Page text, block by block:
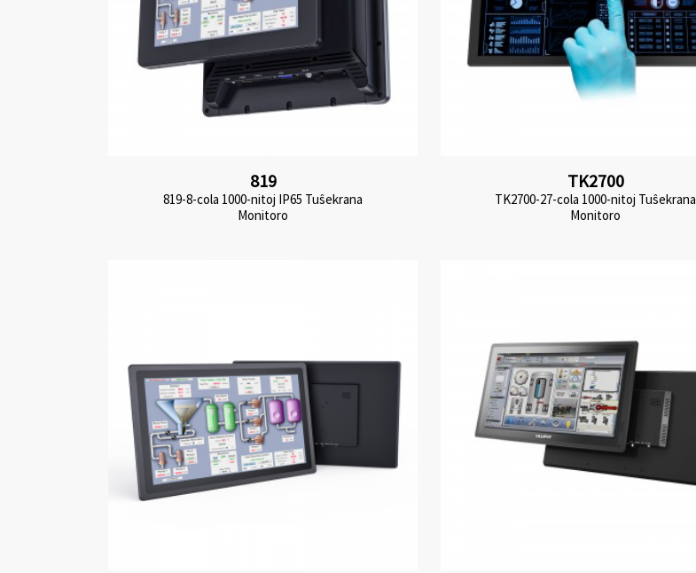
819
819-8-cola 1000-nitoj IP65 Tuŝekrana
Monitoro
TK2700
TK2700-27-cola 1000-nitoj Tuŝekrana
Monitoro